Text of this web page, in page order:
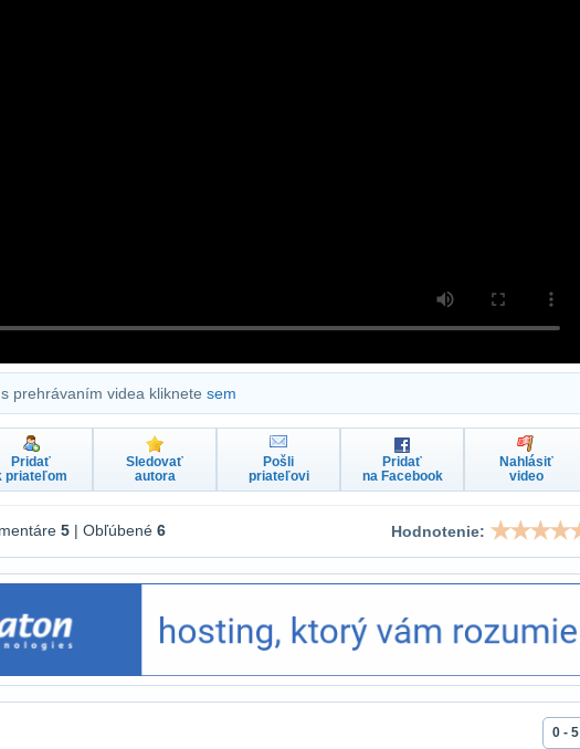
prehrávaním videa kliknete sem
Pridať
priateľom
Sledovať
autora
Pošli
priateľovi
Pridať
na Facebook
Nahlásiť
video
5 | Obľúbené 6 Hodnotenie:
0 - 5